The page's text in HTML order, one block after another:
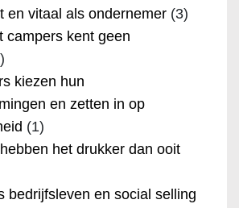
en vitaal als ondernemer (3)
campers kent geen
kiezen hun
en zetten in op
(1)
het drukker dan ooit
bedrijfsleven en social selling